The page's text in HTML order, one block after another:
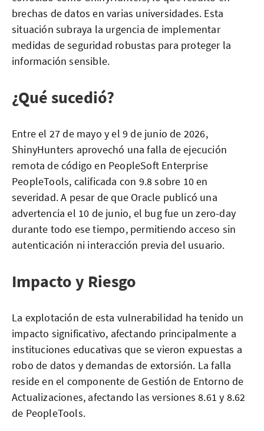
brechas de datos en varias universidades. Esta
situación subraya la urgencia de implementar
medidas de seguridad robustas para proteger la
información sensible.
¿Qué sucedió?
Entre el 27 de mayo y el 9 de junio de 2026,
ShinyHunters aprovechó una falla de ejecución
remota de código en PeopleSoft Enterprise
PeopleTools, calificada con 9.8 sobre 10 en
severidad. A pesar de que Oracle publicó una
advertencia el 10 de junio, el bug fue un zero-day
durante todo ese tiempo, permitiendo acceso sin
autenticación ni interacción previa del usuario.
Impacto y Riesgo
La explotación de esta vulnerabilidad ha tenido un
impacto significativo, afectando principalmente a
instituciones educativas que se vieron expuestas a
robo de datos y demandas de extorsión. La falla
reside en el componente de Gestión de Entorno de
Actualizaciones, afectando las versiones 8.61 y 8.62
de PeopleTools.